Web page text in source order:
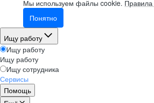
Мы используем файлы cookie.
Понятно
Ищу работу
Ищу работу
Ищу работу
Ищу сотрудника
Сервисы
Помощь